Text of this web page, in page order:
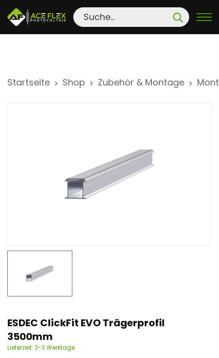
Startseite > Shop > Zubehör & Montage >
ESDEC ClickFit EVO Trägerprofil
3500mm
Lieferzeit: 2-3 Werktage